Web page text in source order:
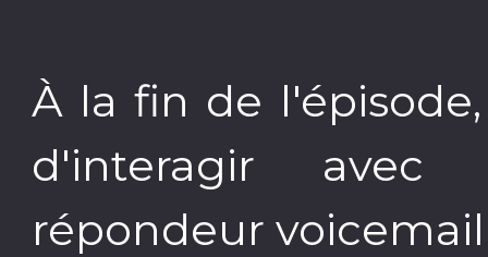
À la fin de
d'interagir avec
répondeur